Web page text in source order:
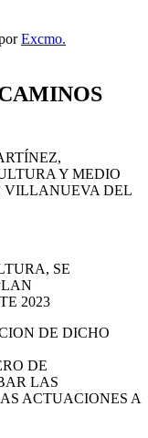
Excmo.
Y MEDIO
VILLANUEVA DEL
SE
2023
DE DICHO
DE
LAS
ACTUACIONES A